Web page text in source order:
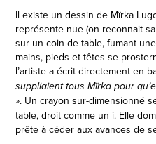
Il existe un dessin de Mïrka
représente nue (on reconnait
sur un coin de table, fumant
mains, pieds et têtes se
l’artiste a écrit directement en
suppliaient tous Mïrka pour
». Un crayon sur-dimensionné
table, droit comme un i. Elle
prête à céder aux avances de